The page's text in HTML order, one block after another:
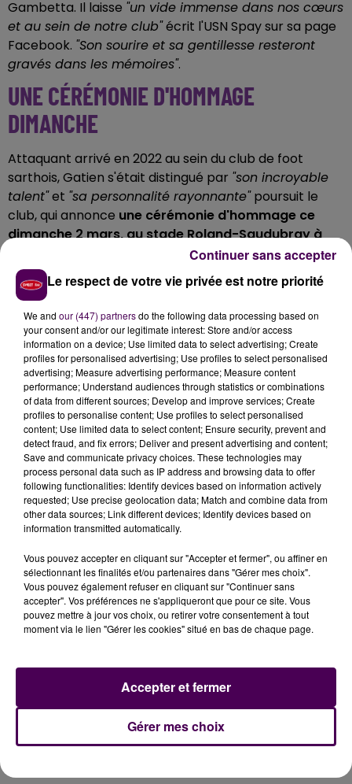
Gambetta. Il laisse "un vide immense dans nos cœurs
et au sein de notre club"écrit l'USN Spay sur sa page
Facebook. "Son sourire et sa gentillesse resteront
gravés dans les mémoires".
UNE CÉRÉMONIE D'HOMMAGE
DIMANCHE
Attaquant arrivé en 2022 au sein du club de foot
sarthois, Gatien s'était distingué par "son incroyable
talent"et "sa personnalité rayonnante"poursuit le
club, qui annonce une cérémonie d'hommage ce
dimanche 2 mars, au stade Roland-Saudubray à
, sous une forme qui sera discutée ce mardien fin
de journée, juste après la cérémonie des obsèques en
la cathédrale Saint-Julien, au Mans.
Le respect de votre vie privée est notre priorité
We and our (447) partnersdo the following data processing based on
your consent and/or our legitimate interest: Store and/or access
information on a device; Use limited data to select advertising; Create
profiles for personalised advertising; Use profiles to select personalised
advertising; Measure advertising performance; Measure content
performance; Understand audiences through statistics or combinations
of data from different sources; Develop and improve services; Create
profiles to personalise content; Use profiles to select personalised
content; Use limited data to select content; Ensure security, prevent and
detect fraud, and fix errors; Deliver and present advertising and content;
Save and communicate privacy choices. These technologies may
process personal data such as IP address and browsing data to offer
following functionalities: Identify devices based on information actively
requested; Use precise geolocation data; Match and combine data from
other data sources; Link different devices; Identify devices based on
information transmitted automatically.
Vous pouvez accepter en cliquant sur "Accepter et fermer", ou affiner en
sélectionnant les finalités et/ou partenaires dans "Gérer mes choix".
Vous pouvez également refuser en cliquant sur "Continuer sans
accepter". Vos préférences ne s'appliqueront que pour ce site. Vous
pouvez mettre à jour vos choix, ou retirer votre consentement à tout
moment via le lien "Gérer les cookies" situé en bas de chaque page.
Gérer mes choix
Accepter et fermer
Continuer sans accepter